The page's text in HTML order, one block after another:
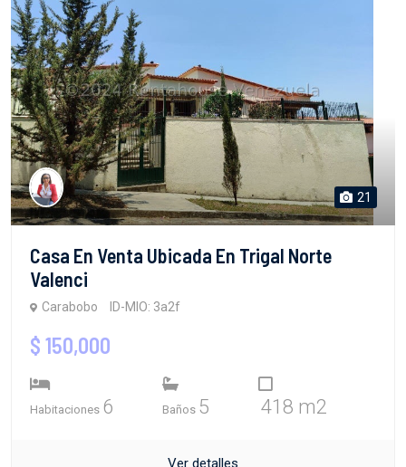
21
Casa En Venta Ubicada En Trigal Norte
Valenci
Carabobo ID-MIO: 3a2f
$ 150,000
Habitaciones 6 Baños 5 418 m2
Ver detalles